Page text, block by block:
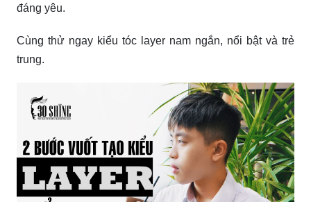
đáng yêu.
Cùng thử ngay kiểu tóc layer nam ngắn, nổi bật và trẻ
trung.